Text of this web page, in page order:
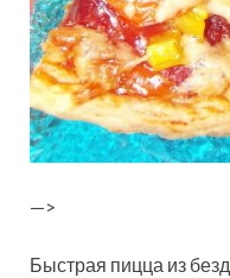
—>
Быстрая пицца из